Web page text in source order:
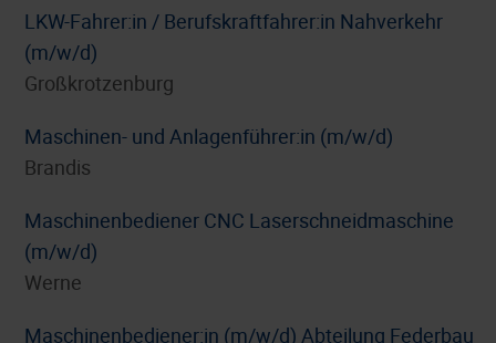
LKW-Fahrer:in / Berufskraftfahrer:in Nahverkehr
(m/w/d)
Großkrotzenburg
Maschinen- und Anlagenführer:in (m/w/d)
Brandis
Maschinenbediener CNC Laserschneidmaschine
(m/w/d)
Werne
Maschinenbediener:in (m/w/d) Abteilung Federbau